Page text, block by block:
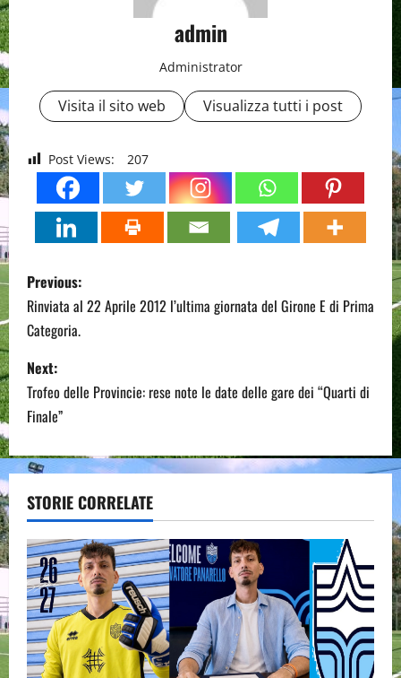
admin
Administrator
Visita il sito web Visualizza tutti i post
Post Views: 207
P
o
s
t
n
a
v
i
g
a
t
Previous:
Rinviata al 22 Aprile 2012 l’ultima giornata del Girone E di Prima
Categoria.
Next:
Trofeo delle Provincie: rese note le date delle gare dei “Quarti di
Finale”
STORIE CORRELATE